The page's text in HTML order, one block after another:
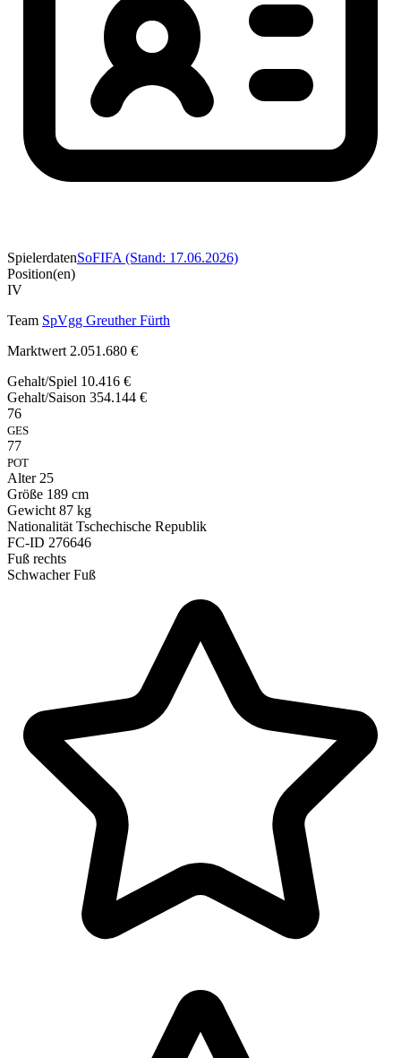
SpielerdatenSoFIFA (Stand: 17.06.2026)
Position(en)
IV
Team SpVgg Greuther Fürth
Marktwert2.051.680 €
Gehalt/Spiel 10.416 €
Gehalt/Saison 354.144 €
76
GES
77
POT
Alter25
Größe 189 cm
Gewicht87 kg
Nationalität Tschechische Republik
FC-ID 276646
Fuß rechts
Schwacher Fuß